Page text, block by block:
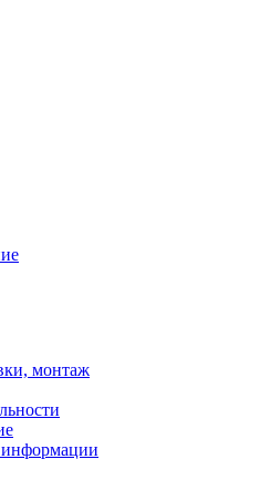
монтаж
информации